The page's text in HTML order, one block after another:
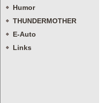
Humor
THUNDERMOTHER
E-Auto
Links